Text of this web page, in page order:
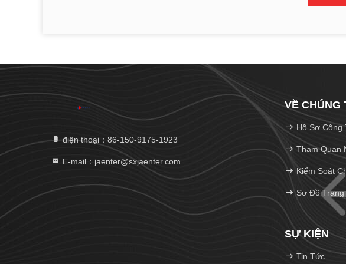
điện thoại：86-150-9175-1923
E-mail：jaenter@sxjaenter.com
VỀ CHÚNG
Hồ Sơ Công
Tham Quan
Kiểm Soát
Sơ Đồ Trang
SỰ KIỆN
Tin Tức